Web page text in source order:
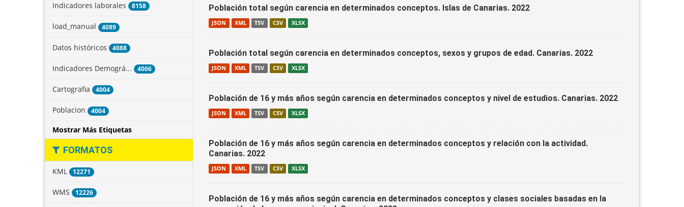
Indicadores laborales 8158
load_manual 4089
Datos históricos 4088
Indicadores Demográ... 4006
Cartografia 4004
Poblacion 4004
Mostrar Más Etiquetas
FORMATOS
KML 12271
WMS 12226
Población total según carencia en determinados conceptos. Islas de Canarias. 2022
JSON XML TSV CSV XLSX
Población total según carencia en determinados conceptos, sexos y grupos de edad. Canarias. 2022
JSON XML TSV CSV XLSX
Población de 16 y más años según carencia en determinados conceptos y nivel de estudios. Canarias. 2022
JSON XML TSV CSV XLSX
Población de 16 y más años según carencia en determinados conceptos y relación con la actividad.
Canarias. 2022
JSON XML TSV CSV XLSX
Población de 16 y más años según carencia en determinados conceptos y clases sociales basadas en la